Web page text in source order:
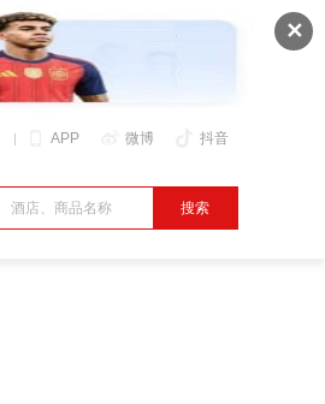
✕
APP 微博 抖音